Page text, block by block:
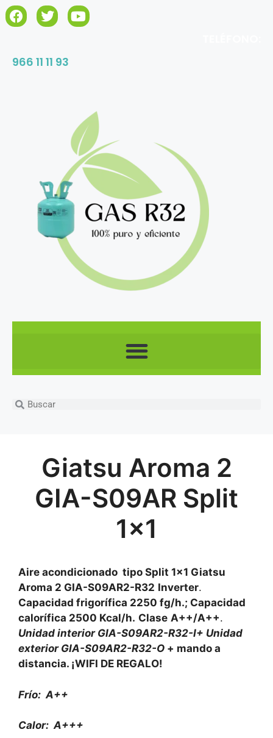
966 11 11 93
Giatsu Aroma 2
GIA-S09AR Split
1×1
Aire acondicionado tipo Split 1×1 Giatsu
Aroma 2 GIA-S09AR2-R32 Inverter.
Capacidad frigorífica 2250 fg/h.; Capacidad
calorífica 2500 Kcal/h. Clase A++/A++.
Unidad interior GIA-S09AR2-R32-I+ Unidad
exterior GIA-S09AR2-R32-O + mando a
distancia. ¡WIFI DE REGALO!
Frío: A++
Calor: A+++